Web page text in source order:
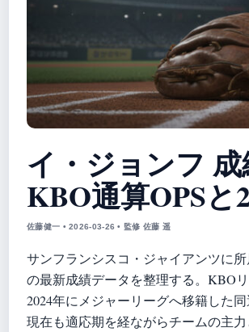
イ・ジョンフ
KBO通算OPSと
佐藤健一 • 2026-03-26 • 監修 佐藤 遥
サンフランシスコ・ジャイアンツに
の最新成績データを整理する。KBO
2024年にメジャーリーグへ移籍した同
現在も適応期を経ながらチームの主